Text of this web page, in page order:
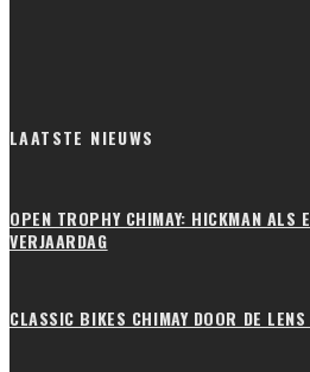
LAATSTE NIEUWS
OPEN TROPHY CHIMAY: HICKMAN ALS
VERJAARDAG
CLASSIC BIKES CHIMAY DOOR DE